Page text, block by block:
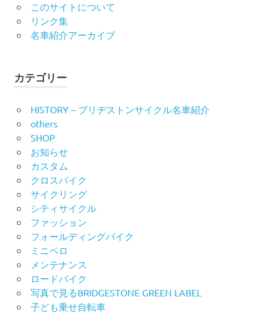
このサイトについて
リンク集
名車紹介アーカイブ
カテゴリー
HISTORY – ブリヂストンサイクル名車紹介
others
SHOP
お知らせ
カスタム
クロスバイク
サイクリング
シティサイクル
ファッション
フォールディングバイク
ミニベロ
メンテナンス
ロードバイク
写真で見るBRIDGESTONE GREEN LABEL
子ども乗せ自転車